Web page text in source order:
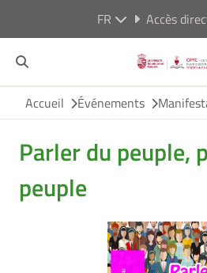
FR Accès
Accueil Événements
Parler du peuple,
peuple